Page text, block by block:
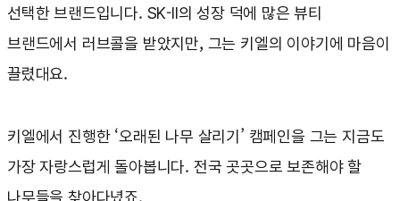
선택한 브랜드입니다. SK-II의 성장 덕에 많은 뷰티
브랜드에서 러브콜을 받았지만, 그는 키엘의 이야기에 마음이
끌렸대요.
키엘에서 진행한 ‘오래된 나무 살리기’ 캠페인을 그는 지금도
가장 자랑스럽게 돌아봅니다. 전국 곳곳으로 보존해야 할
나무들을 찾아다녔죠.